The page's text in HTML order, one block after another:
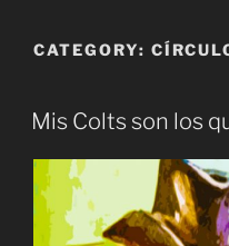
CATEGORY:
Mis Colts son los